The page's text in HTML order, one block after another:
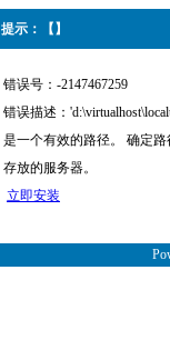
提示：【】
错误号：-2147467259
错误描述：
是一个有效的路径。 确定
存放的服务器。
立即安装